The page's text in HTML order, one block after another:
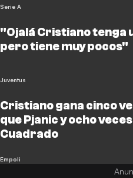
Serie A
"Ojalá Cristiano tenga
pero tiene muy pocos"
Juventus
Cristiano gana cinco
que Pjanic y ocho
Cuadrado
Empoli